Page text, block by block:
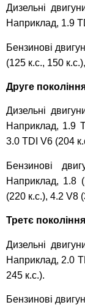
Дизельні
Наприклад, 1.9
Бензинові
(125 к.с., 150
Друге
Дизельні
Наприклад, 1.9
3.0 TDI V6 (204
Бензинові
Наприклад, 1.8
(220 к.с.), 4.2 V8
Третє
Дизельні
Наприклад, 2.0
245 к.с.).
Бензинові